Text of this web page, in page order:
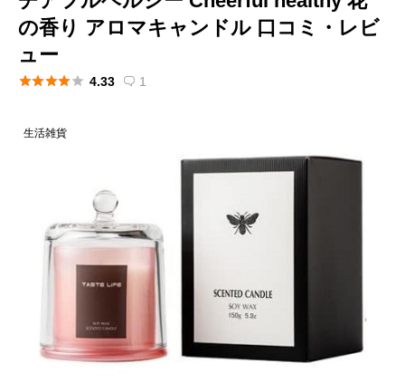
の香り アロマキャンドル 口コミ・レビ
ュー
 4.33  1
生活雑貨